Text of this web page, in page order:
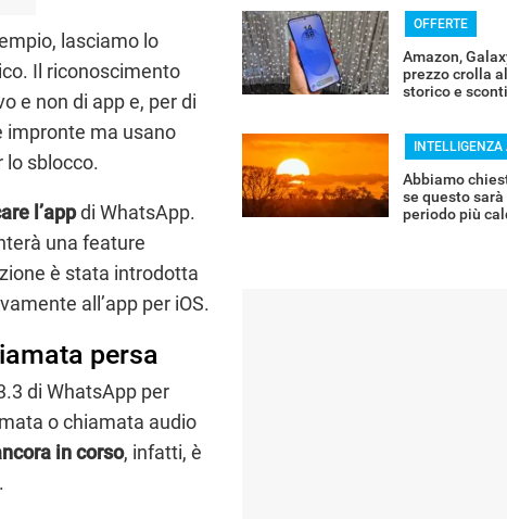
lasciamo lo
Il riconoscimento
e non di app e, per di
impronte ma usano
lo sblocco.
l’appdi WhatsApp.
una feature
è stata introdotta
all’app per iOS.
persa
di WhatsApp per
o chiamata audio
in corso, infatti, è
OFFERTE
Amazon,
prezzo crolla
storico e
Abbiamo
se questo sarà
periodo più